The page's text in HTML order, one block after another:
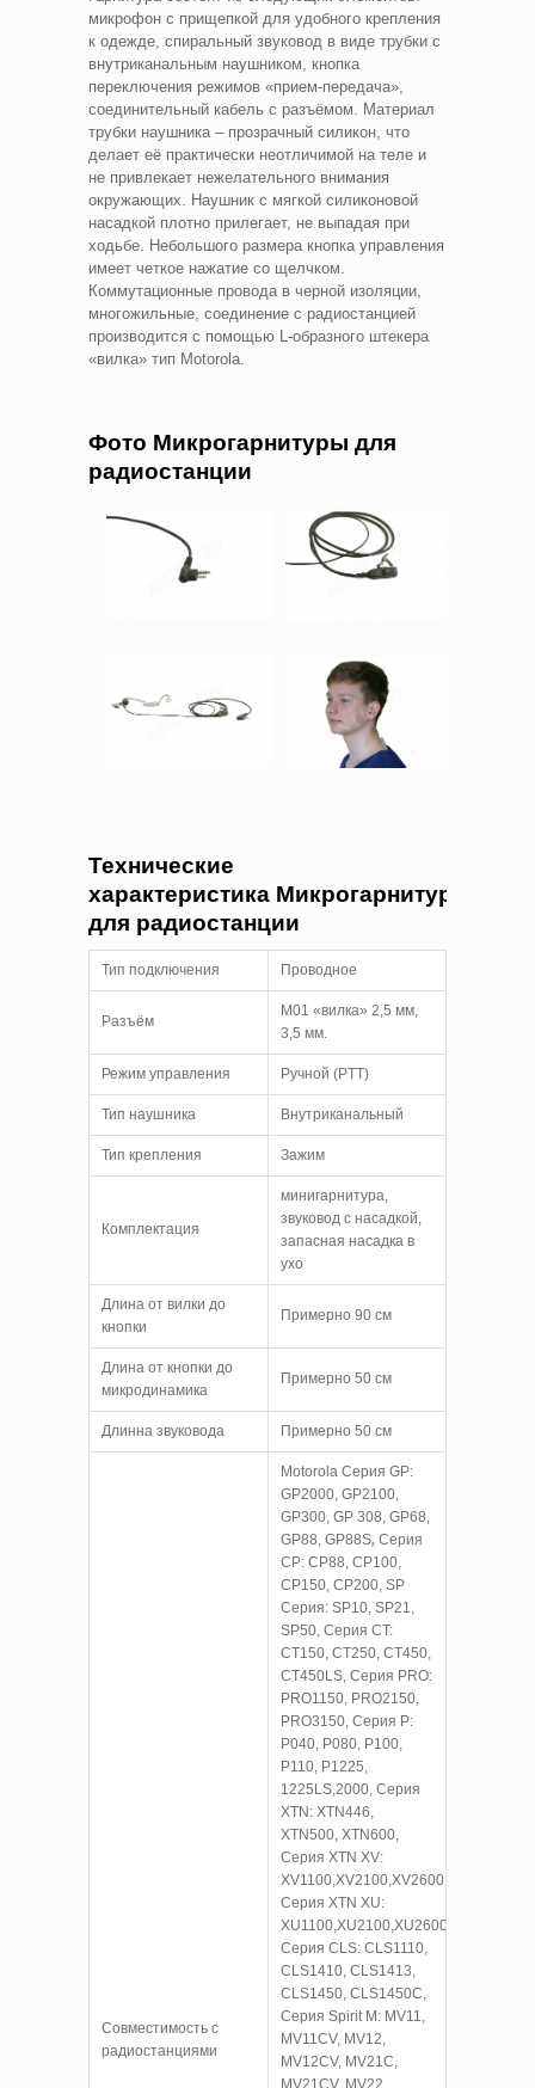
микрофон с прищепкой для удобного крепления
к одежде, спиральный звуковод в виде трубки с
внутриканальным наушником, кнопка
переключения режимов «прием-передача»,
соединительный кабель с разъёмом. Материал
трубки наушника – прозрачный силикон, что
делает её практически неотличимой на теле и
не привлекает нежелательного внимания
окружающих. Наушник с мягкой силиконовой
насадкой плотно прилегает, не выпадая при
ходьбе. Небольшого размера кнопка управления
имеет четкое нажатие со щелчком.
Коммутационные провода в черной изоляции,
многожильные, соединение с радиостанцией
производится с помощью L-образного штекера
«вилка» тип Motorola.
Фото Микрогарнитуры для
радиостанции
Технические
характеристика Микрогарнитуры
для радиостанции
Тип подключения Проводное
Разъём
M01 «вилка» 2,5 мм,
3,5 мм.
Режим управления Ручной (PTT)
Тип наушника Внутриканальный
Тип крепления Зажим
Комплектация
минигарнитура,
звуковод с насадкой,
запасная насадка в
ухо
Длина от вилки до
кнопки
Примерно 90 см
Длина от кнопки до
микродинамика
Примерно 50 см
Длинна звуковода Примерно 50 см
Совместимость с
радиостанциями
Motorola Серия GP:
GP2000, GP2100,
GP300, GP 308, GP68,
GP88, GP88S, Серия
CP: CP88, CP100,
CP150, CP200, SP
Серия: SP10, SP21,
SP50, Серия CT:
CT150, CT250, CT450,
CT450LS, Серия PRO:
PRO1150, PRO2150,
PRO3150, Серия P:
P040, P080, P100,
P110, P1225,
1225LS,2000, Серия
XTN: XTN446,
XTN500, XTN600,
Серия XTN XV:
XV1100,XV2100,XV2600,
Серия XTN XU:
XU1100,XU2100,XU2600,
Серия CLS: CLS1110,
CLS1410, CLS1413,
CLS1450, CLS1450C,
Серия Spirit M: MV11,
MV11CV, MV12,
MV12CV, MV21C,